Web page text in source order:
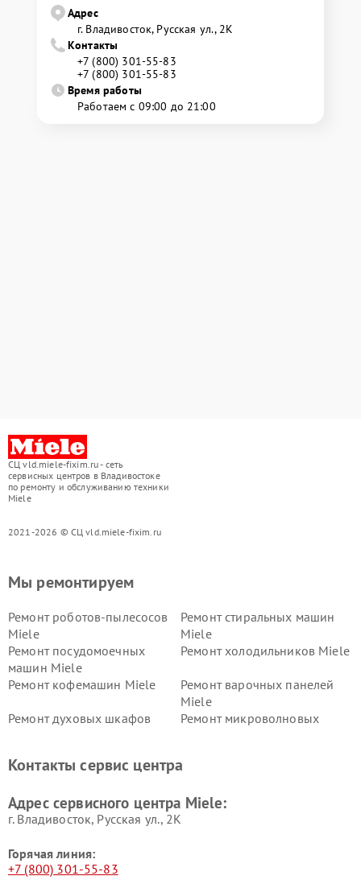
Адрес
г. Владивосток, Русская ул., 2К
Контакты
+7 (800) 301-55-83
+7 (800) 301-55-83
Время работы
Работаем с 09:00 до 21:00
СЦ vld.miele-fixim.ru - сеть
сервисных центров в Владивостоке
по ремонту и обслуживанию техники
Miele
2021-2026 © СЦ vld.miele-fixim.ru
Мы ремонтируем
Ремонт роботов-пылесосов
Miele
Ремонт стиральных машин
Miele
Ремонт посудомоечных
машин Miele
Ремонт холодильников Miele
Ремонт кофемашин Miele
Ремонт варочных панелей
Miele
Ремонт духовых шкафов
Ремонт микроволновых
Miele
Miele
пылесосов Miele
Контакты сервис центра
Адрес сервисного центра Miele:
г. Владивосток, Русская ул., 2К
Горячая линия:
+7 (800) 301-55-83